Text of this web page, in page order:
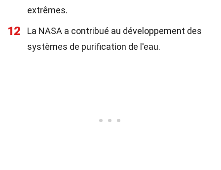
extrêmes.
12
La NASA a contribué au développement des
systèmes de purification de l'eau.